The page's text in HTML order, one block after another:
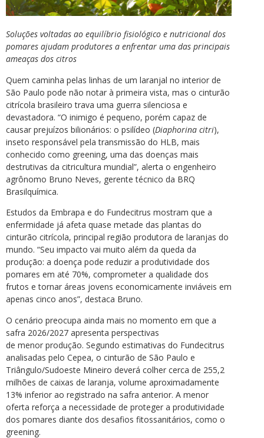
Soluções voltadas ao equilíbrio fisiológico e nutricional dos
pomares ajudam produtores a enfrentar uma das principais
ameaças dos citros
Quem caminha pelas linhas de um laranjal no interior de
São Paulo pode não notar à primeira vista, mas o cinturão
citrícola brasileiro trava uma guerra silenciosa e
devastadora. “O inimigo é pequeno, porém capaz de
causar prejuízos bilionários: o psilídeo (Diaphorina citri),
inseto responsável pela transmissão do HLB, mais
conhecido como greening, uma das doenças mais
destrutivas da citricultura mundial”, alerta o engenheiro
agrônomo Bruno Neves, gerente técnico da BRQ
Brasilquímica.
Estudos da Embrapa e do Fundecitrus mostram que a
enfermidade já afeta quase metade das plantas do
cinturão citrícola, principal região produtora de laranjas do
mundo. “Seu impacto vai muito além da queda da
produção: a doença pode reduzir a produtividade dos
pomares em até 70%, comprometer a qualidade dos
frutos e tornar áreas jovens economicamente inviáveis em
apenas cinco anos”, destaca Bruno.
O cenário preocupa ainda mais no momento em que a
safra 2026/2027 apresenta perspectivas
de menor produção. Segundo estimativas do Fundecitrus
analisadas pelo Cepea, o cinturão de São Paulo e
Triângulo/Sudoeste Mineiro deverá colher cerca de 255,2
milhões de caixas de laranja, volume aproximadamente
13% inferior ao registrado na safra anterior. A menor
oferta reforça a necessidade de proteger a produtividade
dos pomares diante dos desafios fitossanitários, como o
greening.